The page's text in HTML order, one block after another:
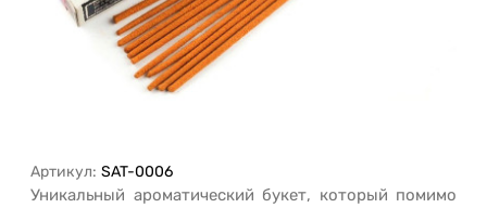
Артикул: SAT-0006
Уникальный ароматический букет, который помимо